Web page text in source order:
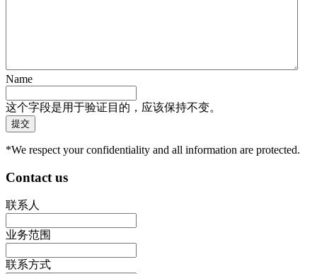
Name
这个字段是用于验证目的，应该保持不变。
*We respect your confidentiality and all information are protected.
Contact us
联系人
业务范围
联系方式